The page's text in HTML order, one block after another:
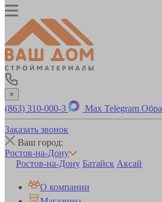
×
(863) 310-000-3 Max Telegram
Заказать звонок
Ваш город:
Ростов-на-Дону
Ростов-на-Дону Батайск Аксай
О компании